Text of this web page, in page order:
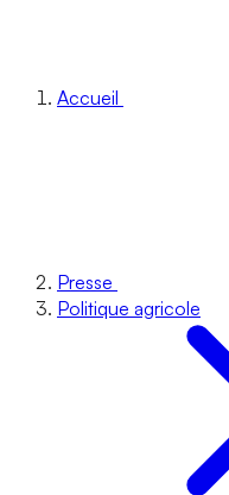
Accueil
Presse
Politique agricole